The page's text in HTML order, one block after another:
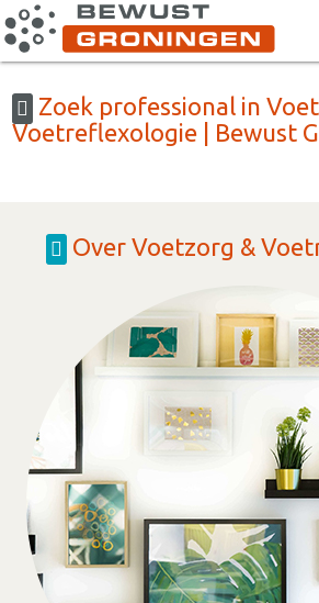
Zoek professional in
Voetreflexologie | Bewust
Over Voetzorg &